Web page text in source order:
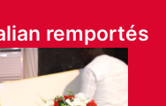
remportés